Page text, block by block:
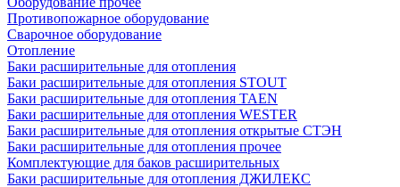
Противопожарное оборудование
Сварочное оборудование
Отопление
Баки расширительные для отопления
Баки расширительные для отопления STOUT
Баки расширительные для отопления TAEN
Баки расширительные для отопления WESTER
Баки расширительные для отопления открытые СТЭН
Баки расширительные для отопления прочее
Комплектующие для баков расширительных
Баки расширительные для отопления ДЖИЛЕКС